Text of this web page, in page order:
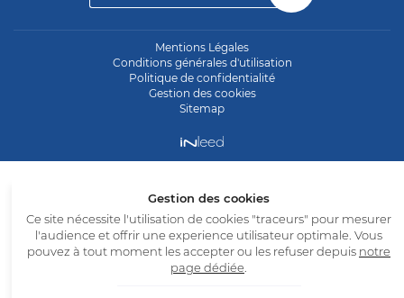
Mentions Légales
Conditions générales d'utilisation
Politique de confidentialité
Gestion des cookies
Sitemap
Gestion des cookies
Ce site nécessite l'utilisation de cookies "traceurs" pour mesurer
l'audience et offrir une experience utilisateur optimale. Vous
pouvez à tout moment les accepter ou les refuser depuis notre
page dédiée.